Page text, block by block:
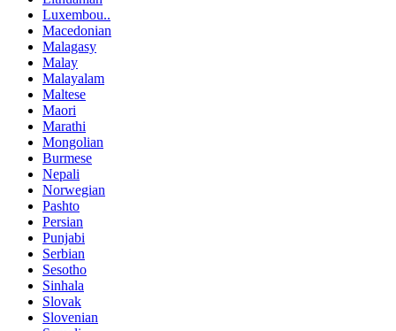
Luxembou..
Macedonian
Malagasy
Malay
Malayalam
Maltese
Maori
Marathi
Mongolian
Burmese
Nepali
Norwegian
Pashto
Persian
Punjabi
Serbian
Sesotho
Sinhala
Slovak
Slovenian